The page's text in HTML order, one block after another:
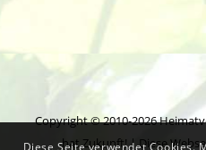
Copyright © 2010-2026
hat Zukunft! | Diese